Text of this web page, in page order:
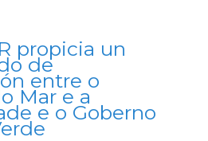
propicia un
de
entre o
Mar e a
e o Goberno